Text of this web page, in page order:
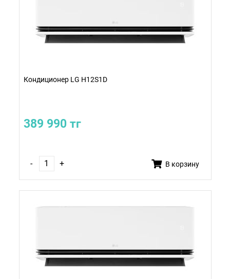
Кондиционер LG H12S1D
389 990 тг
- + В корзину